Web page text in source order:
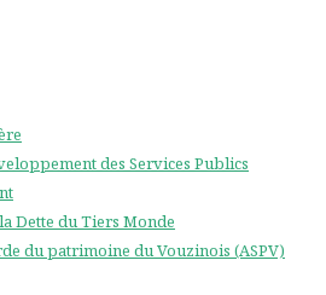
des Services Publics
Dette du Tiers Monde
du patrimoine du Vouzinois (ASPV)